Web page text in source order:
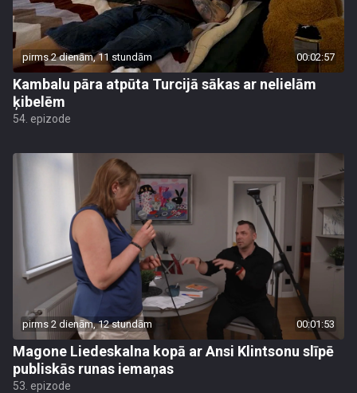
pirms 2 dienām, 11 stundām 00:02:57
Kambalu pāra atpūta Turcijā sākas ar nelielām
ķibelēm
54. epizode
pirms 2 dienām, 12 stundām 00:01:53
Magone Liedeskalna kopā ar Ansi Klintsonu slīpē
publiskās runas iemaņas
53. epizode